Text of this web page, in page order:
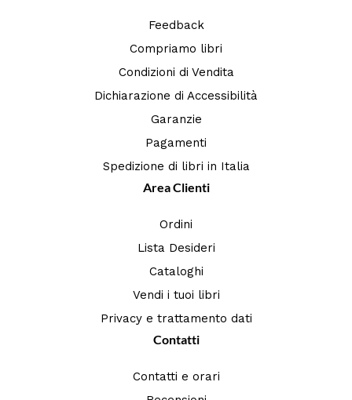
Feedback
Compriamo libri
Condizioni di Vendita
Dichiarazione di Accessibilità
Garanzie
Pagamenti
Spedizione di libri in Italia
Area Clienti
Ordini
Lista Desideri
Cataloghi
Vendi i tuoi libri
Privacy e trattamento dati
Contatti
Contatti e orari